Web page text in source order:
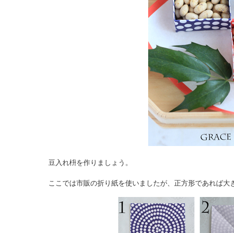
豆入れ枡を作りましょう。
ここでは市販の折り紙を使いましたが、正方形であれば大